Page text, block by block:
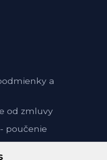
a
od zmluvy
poučenie